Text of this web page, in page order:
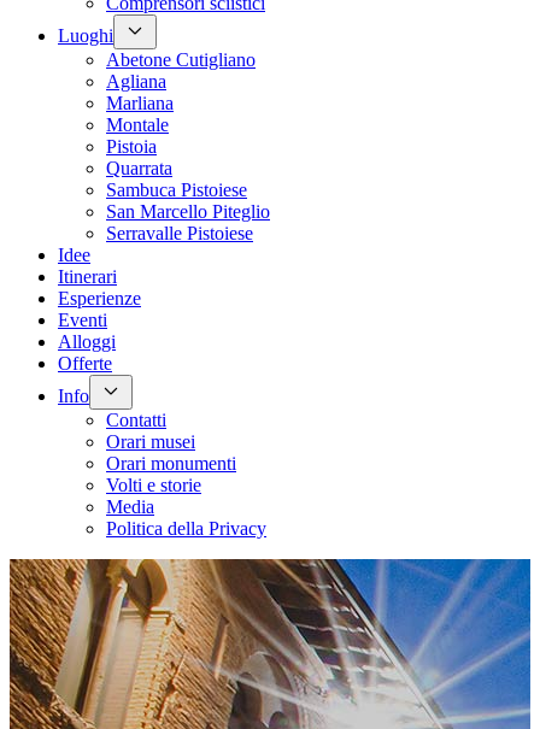
Luoghi
Abetone Cutigliano
Agliana
Marliana
Montale
Pistoia
Quarrata
Sambuca Pistoiese
San Marcello Piteglio
Serravalle Pistoiese
Idee
Itinerari
Esperienze
Eventi
Alloggi
Offerte
Info
Contatti
Orari musei
Orari monumenti
Volti e storie
Media
Politica della Privacy